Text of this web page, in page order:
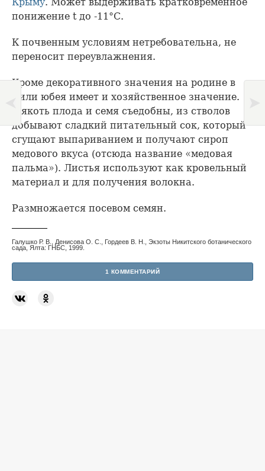
Крыму. Может выдерживать кратковременное
понижение t до -11°С.
К почвенным условиям нетребовательна, не
переносит переувлажнения.
Кроме декоративного значения на родине в
Чили юбея имеет и хозяйственное значение.
Мякоть плода и семя съедобны, из стволов
добывают сладкий питательный сок, который
сгущают выпариванием и получают сироп
медового вкуса (отсюда название «медовая
пальма»). Листья используют как кровельный
материал и для получения волокна.
Размножается посевом семян.
Галушко Р. В., Денисова О. С., Гордеев В. Н., Экзоты Никитского ботанического
сада, Ялта: ГНБС, 1999.
1 КОММЕНТАРИЙ